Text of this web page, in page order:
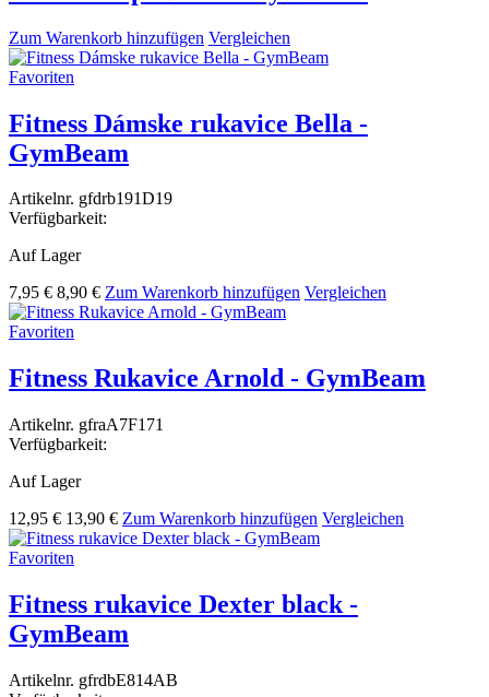
Zum Warenkorb hinzufügen Vergleichen
Favoriten
Fitness Dámske rukavice Bella -
GymBeam
Artikelnr. gfdrb191D19
Verfügbarkeit:
Auf Lager
7,95 € 8,90 € Zum Warenkorb hinzufügen Vergleichen
Favoriten
Fitness Rukavice Arnold - GymBeam
Artikelnr. gfraA7F171
Verfügbarkeit:
Auf Lager
12,95 € 13,90 € Zum Warenkorb hinzufügen Vergleichen
Favoriten
Fitness rukavice Dexter black -
GymBeam
Artikelnr. gfrdbE814AB